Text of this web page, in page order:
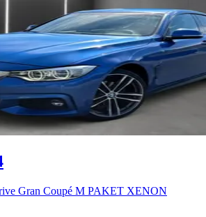
Gran Coupé M PAKET XENON